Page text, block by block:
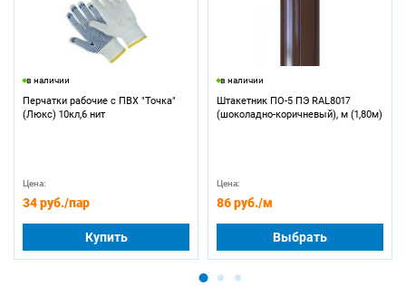
в наличии
Перчатки рабочие с ПВХ "Точка"
(Люкс) 10кл,6 нит
Цена:
34 руб./пар
Купить
в наличии
Штакетник ПО-5 ПЭ RAL8017
(шоколадно-коричневый), м (1,80м)
Цена:
86 руб./м
Выбрать